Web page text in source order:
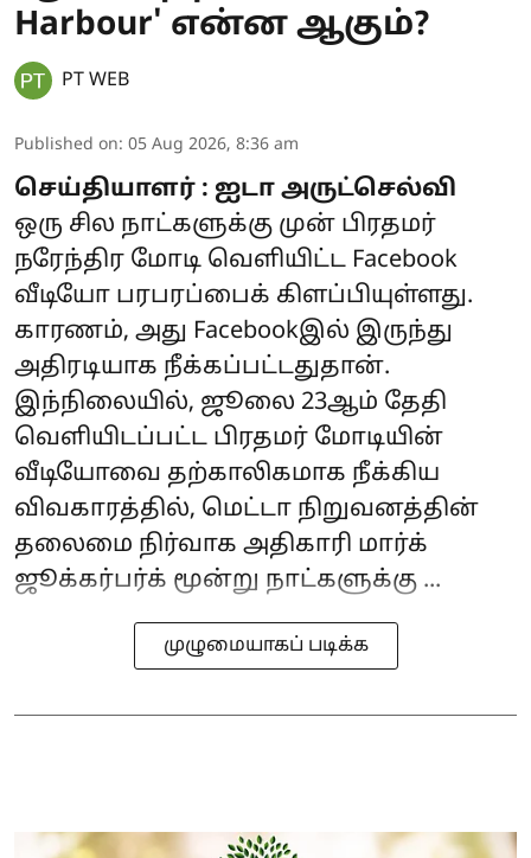
Harbour' என்ன ஆகும்?
PT WEB
Published on: 05 Aug 2026, 8:36 am
செய்தியாளர் : ஐடா அருட்செல்வி
ஒரு சில நாட்களுக்கு முன் பிரதமர்
நரேந்திர மோடி வெளியிட்ட Facebook
வீடியோ பரபரப்பைக் கிளப்பியுள்ளது.
காரணம், அது Facebookஇல் இருந்து
அதிரடியாக நீக்கப்பட்டதுதான்.
இந்நிலையில், ஜூலை 23ஆம் தேதி
வெளியிடப்பட்ட பிரதமர் மோடியின்
வீடியோவை தற்காலிகமாக நீக்கிய
விவகாரத்தில், மெட்டா நிறுவனத்தின்
தலைமை நிர்வாக அதிகாரி மார்க்
ஜூக்கர்பர்க் மூன்று நாட்களுக்கு ...
முழுமையாகப் படிக்க